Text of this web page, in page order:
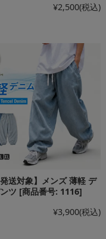
¥2,500(税込)
発送対象】メンズ 薄軽 デ
ツ [商品番号: 1116]
¥3,900(税込)